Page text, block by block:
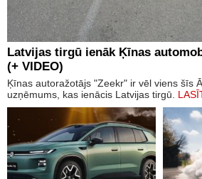
Latvijas tirgū ienāk Ķīnas
(+ VIDEO)
Ķīnas autoražotājs "Zeekr" ir vēl viens šīs
uzņēmums, kas ienācis Latvijas tirgū.